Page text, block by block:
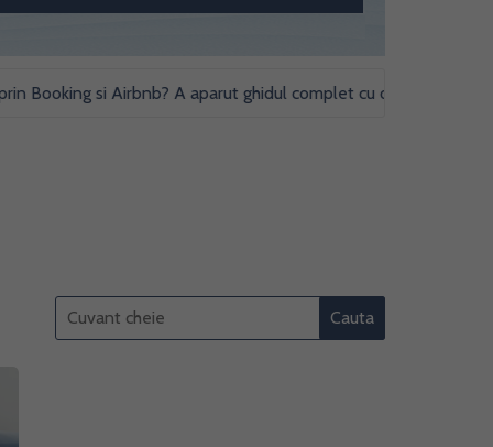
si Airbnb? A aparut ghidul complet cu obligatii fiscale si